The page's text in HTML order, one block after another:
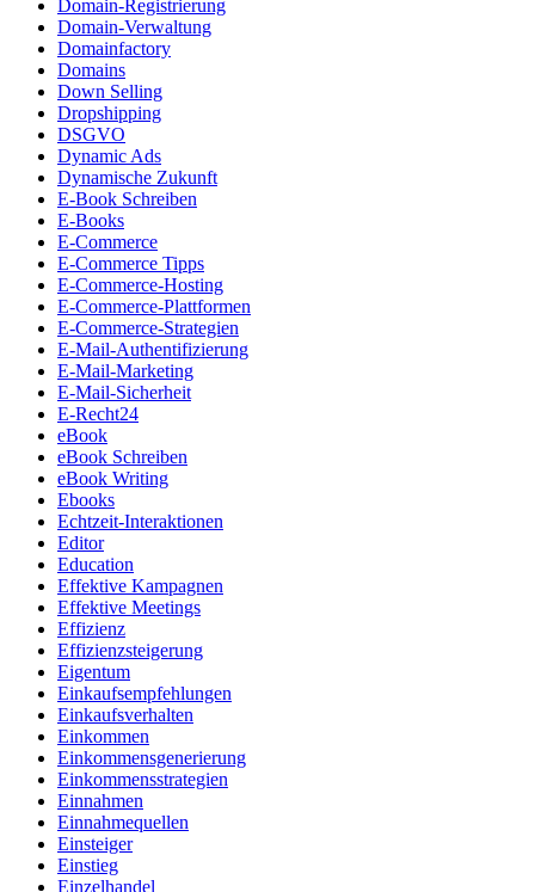
Domain-Registrierung
Domain-Verwaltung
Domainfactory
Domains
Down Selling
Dropshipping
DSGVO
Dynamic Ads
Dynamische Zukunft
E-Book Schreiben
E-Books
E-Commerce
E-Commerce Tipps
E-Commerce-Hosting
E-Commerce-Plattformen
E-Commerce-Strategien
E-Mail-Authentifizierung
E-Mail-Marketing
E-Mail-Sicherheit
E-Recht24
eBook
eBook Schreiben
eBook Writing
Ebooks
Echtzeit-Interaktionen
Editor
Education
Effektive Kampagnen
Effektive Meetings
Effizienz
Effizienzsteigerung
Eigentum
Einkaufsempfehlungen
Einkaufsverhalten
Einkommen
Einkommensgenerierung
Einkommensstrategien
Einnahmen
Einnahmequellen
Einsteiger
Einstieg
Einzelhandel